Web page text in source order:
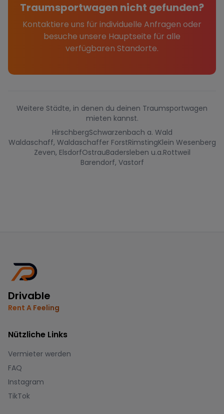
Traumsportwagen nicht gefunden?
Kontaktiere uns für individuelle Anfragen oder
besuche unsere Hauptseite für alle
verfügbaren Standorte.
Weitere Städte, in denen du deinen Traumsportwagen
mieten kannst.
HirschbergSchwarzenbach a. Wald
Waldaschaff, Waldaschaffer ForstRimstingKlein Wesenberg
Zeven, ElsdorfOstrauBadersleben u.a.Rottweil
Barendorf, Vastorf
Drivable
Rent A Feeling
Nützliche Links
Vermieter werden
FAQ
Instagram
TikTok